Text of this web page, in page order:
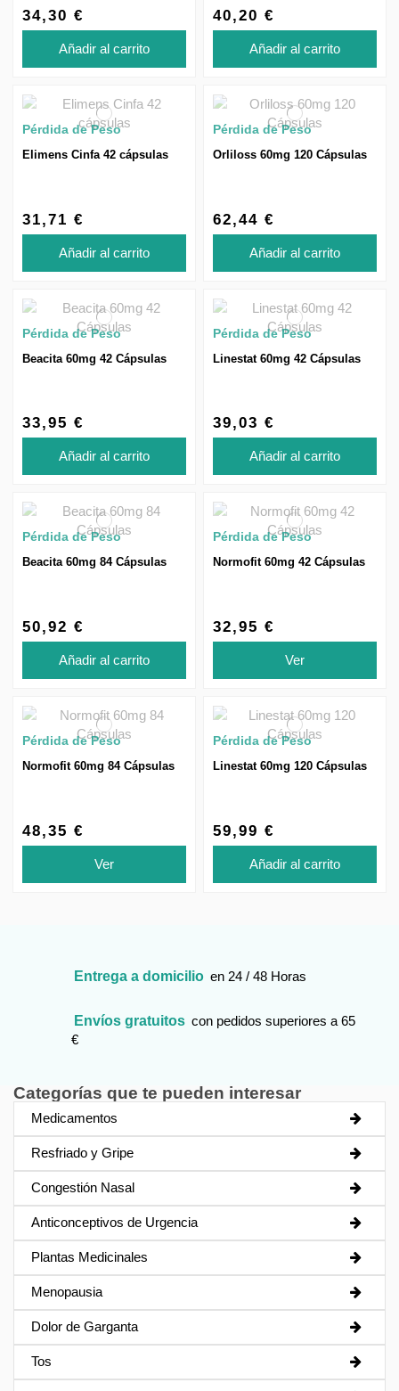
34,30 €
Añadir al carrito
40,20 €
Añadir al carrito
Pérdida de Peso
Elimens Cinfa 42 cápsulas
31,71 €
Añadir al carrito
Pérdida de Peso
Orliloss 60mg 120 Cápsulas
62,44 €
Añadir al carrito
Pérdida de Peso
Beacita 60mg 42 Cápsulas
33,95 €
Añadir al carrito
Pérdida de Peso
Linestat 60mg 42 Cápsulas
39,03 €
Añadir al carrito
Pérdida de Peso
Beacita 60mg 84 Cápsulas
50,92 €
Añadir al carrito
Pérdida de Peso
Normofit 60mg 42 Cápsulas
32,95 €
Ver
Pérdida de Peso
Normofit 60mg 84 Cápsulas
48,35 €
Ver
Pérdida de Peso
Linestat 60mg 120 Cápsulas
59,99 €
Añadir al carrito
Entrega a domicilio en 24 / 48 Horas
Envíos gratuitos con pedidos superiores a 65
€
Categorías que te pueden interesar
Medicamentos
Resfriado y Gripe
Congestión Nasal
Anticonceptivos de Urgencia
Plantas Medicinales
Menopausia
Dolor de Garganta
Tos